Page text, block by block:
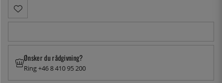
Ønsker du rådgivning?
Ring +46 8 410 95 200